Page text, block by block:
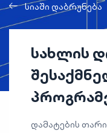
სიაში დაბრუნება
სახლის
დამატების